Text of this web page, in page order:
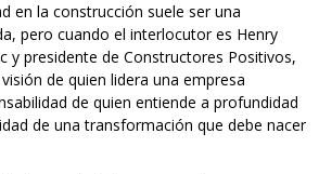
en la construcción suele ser una
pero cuando el interlocutor es Henry
y presidente de Constructores Positivos,
de quien lidera una empresa
de quien entiende a profundidad
de una transformación que debe nacer